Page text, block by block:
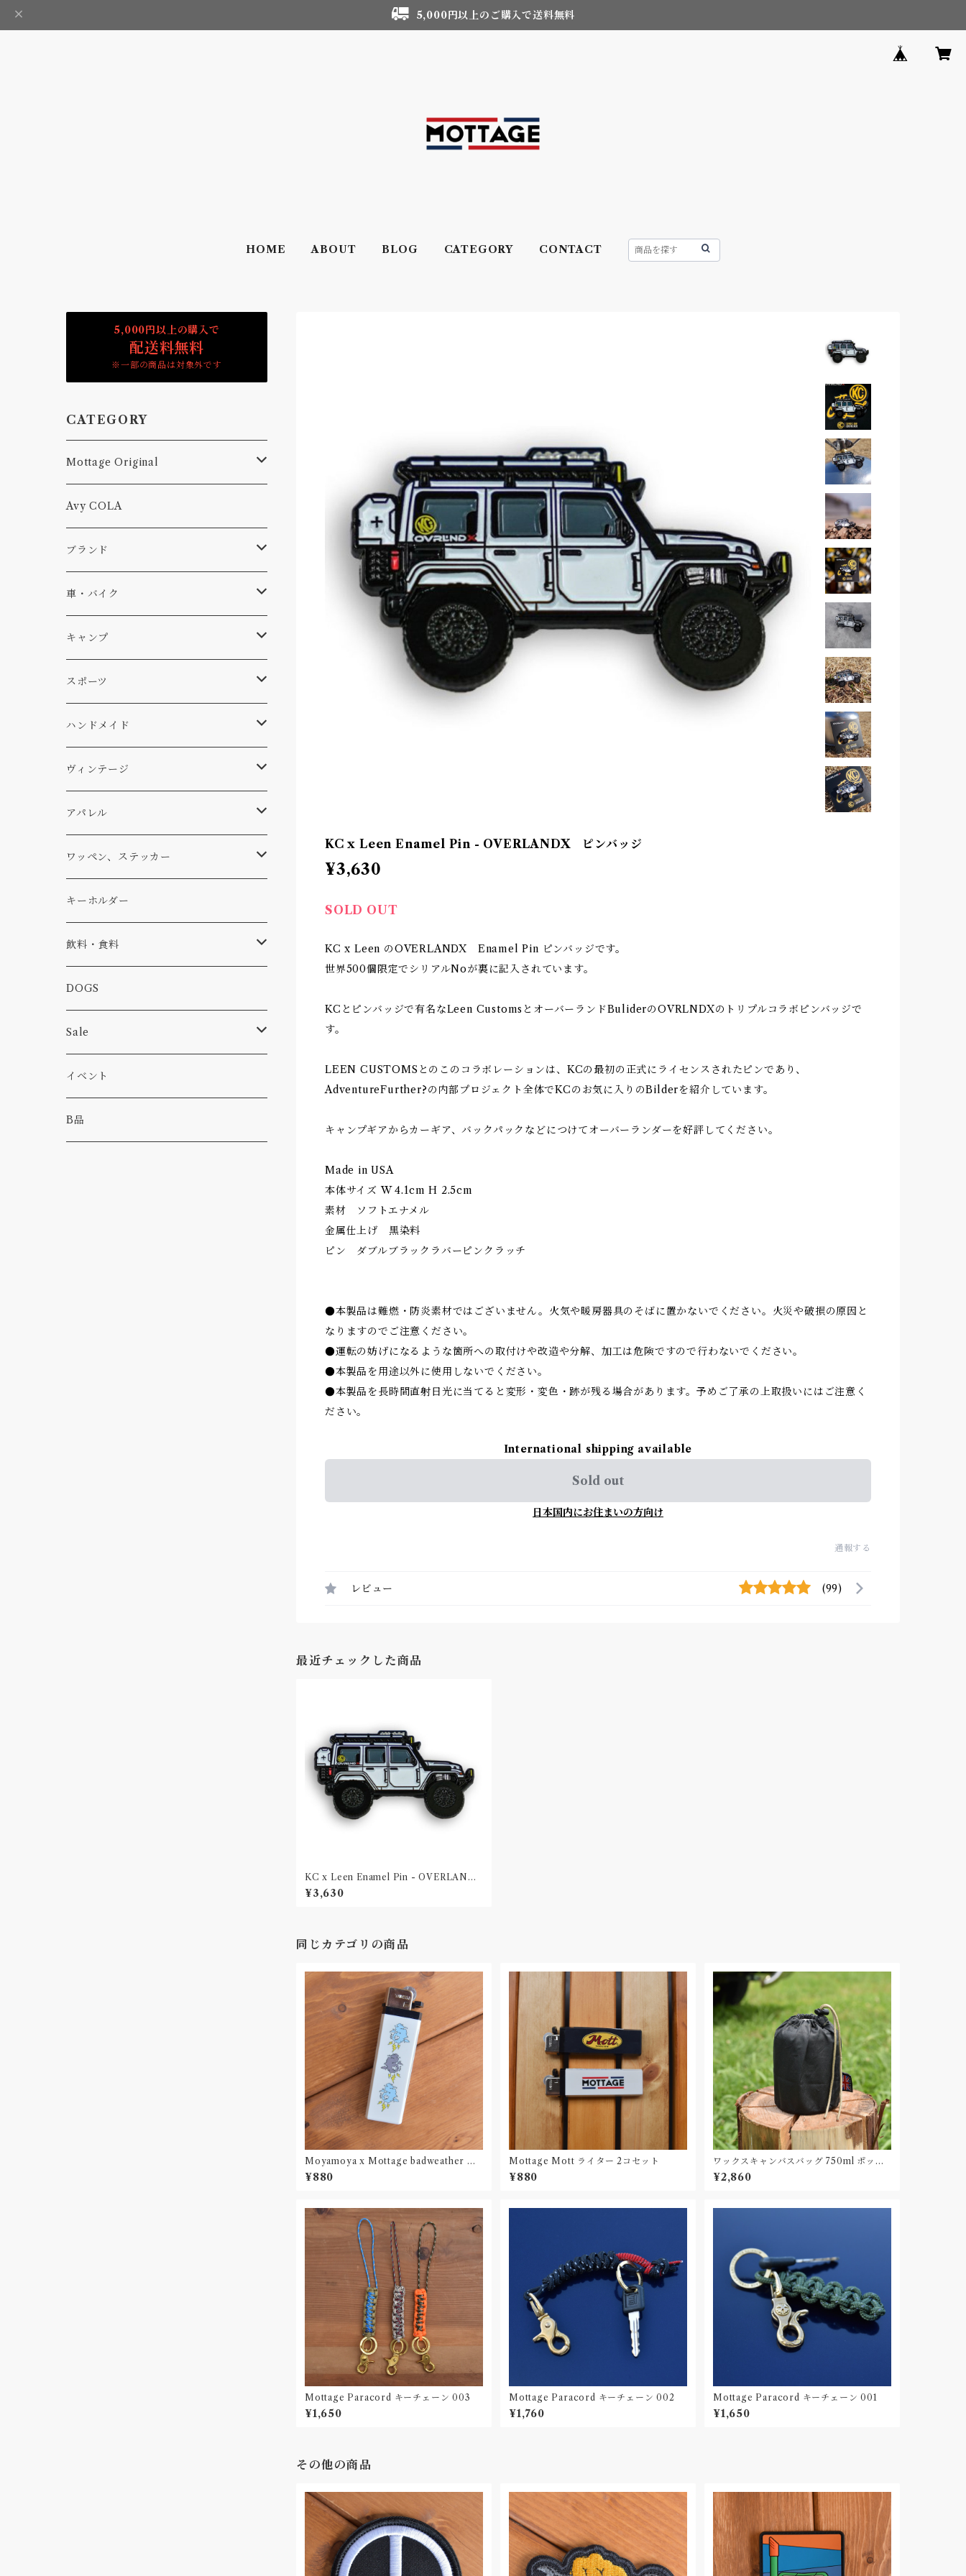
5,000円以上のご購入で送料無料
HOME ABOUT BLOG CATEGORY CONTACT
KC x Leen Enamel Pin - OVERLANDX ピンバッジ
¥3,630
SOLD OUT
KC x Leen のOVERLANDX Enamel Pin ピンバッジです。
世界500個限定でシリアルNoが裏に記入されています。
KCとピンバッジで有名なLeen CustomsとオーバーランドBuliderのOVRLNDXのトリプルコラボピンバッジで
す。
LEEN CUSTOMSとのこのコラボレーションは、KCの最初の正式にライセンスされたピンであり、
AdventureFurther?の内部プロジェクト全体でKCのお気に入りのBilderを紹介しています。
キャンプギアからカーギア、バックパックなどにつけてオーバーランダーを好評してください。
Made in USA
本体サイズ W 4.1cm H 2.5cm
素材 ソフトエナメル
金属仕上げ 黒染料
ピン ダブルブラックラバーピンクラッチ
●本製品は難燃・防炎素材ではございません。火気や暖房器具のそばに置かないでください。火災や破損の原因と
なりますのでご注意ください。
●運転の妨げになるような箇所への取付けや改造や分解、加工は危険ですので行わないでください。
●本製品を用途以外に使用しないでください。
●本製品を長時間直射日光に当てると変形・変色・跡が残る場合があります。予めご了承の上取扱いにはご注意く
ださい。
International shipping available
Sold out
日本国内にお住まいの方向け
通報する
レビュー (99)
最近チェックした商品
KC x Leen Enamel Pin - OVERLANDX
ピンバッジ
¥3,630
同じカテゴリの商品
Moyamoya x Mottage badweather ラ
イター 2コセット
¥880
Mottage Mott ライター 2コセット
¥880
ワックスキャンバスバッグ 750ml ポット
用 Made in UK Waxed Canvas bag
¥2,860
Mottage Paracord キーチェーン 003
¥1,650
Mottage Paracord キーチェーン 002
¥1,760
Mottage Paracord キーチェーン 001
¥1,650
その他の商品
5,000円以上の購入で
配送料無料
※一部の商品は対象外です
CATEGORY
Mottage Original
Tシャツ
キャップ、ニット
ソックス
雑貨
ステッカー
バッグ
パンツ
パーカー・トレーナー
アウター
コラボ
食品
Avy COLA
ブランド
Db
サーフ
スキー
A-Frame
DOGS
WEAR
Four My Self
Ten
アメリカ軍払い下げ
...mura
車・バイク
車外
マット、シート
エアフレッシュナー
小物
ヘルメット
キャンプ
ファニチャー
キッチン
スリーピング
小物
コーヒー
焚き火
スポーツ
サーフ
スキー
ハンドメイド
ステッカー
ワッペン
小物
ヴィンテージ
ワッペン
ステッカー
小物
バイク
カー
アパレル
Tシャツ
キャップ、ニット
バッグ
小物
パンツ
パーカー・トレーナー
ワッペン、ステッカー
ワッペン
ステッカー
ピン
キーホルダー
飲料・食料
コーヒー
食べ物
DOGS
Sale
カー
キャンプ
イベント
B品